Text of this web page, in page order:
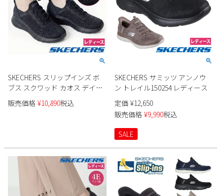
SKECHERS スリップインズ ボ
ブス スクワッド カオス デイリ
ーグリッツ 117622 レディース
販売価格 ¥10,890税込
SKECHERS サミッツ アンノウ
ン トレイル150254 レディース
定価 ¥12,650
販売価格 ¥9,990税込
SALE